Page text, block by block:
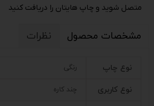
متصل شوید و چاپ هایتان را دریافت کنید
مشخصات محصول نظرات
نوع چاپ رنگی
نوع کاربری چند کاره